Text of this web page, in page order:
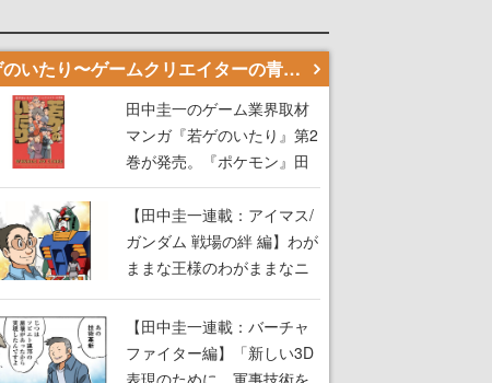
若ゲのいたり〜ゲームクリエイターの青春〜
田中圭一のゲーム業界取材
マンガ『若ゲのいたり』第2
巻が発売。『ポケモン』田
尻智さん、『ゼビウス』遠
藤雅伸さんらの貴重なエピ
ソードを収録
【田中圭一連載：アイマス/
ガンダム 戦場の絆 編】わが
ままな王様のわがままなニ
朗が貫く姿勢に、ゲームク
リエイターとしての矜持を
見た【若ゲのいたり最終
【田中圭一連載：バーチャ
ファイター編】「新しい3D
表現のために、軍事技術を